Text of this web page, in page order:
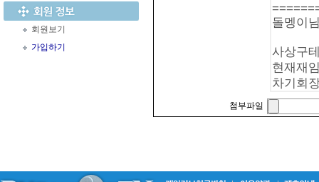
회원보기
가입하기
첨부파일